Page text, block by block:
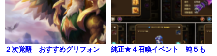
２次覚醒 おすすめグリフォン
純正★４召喚イベント 純５も